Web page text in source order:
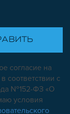
согласие на
соответствии с
№152-ФЗ «О
условия